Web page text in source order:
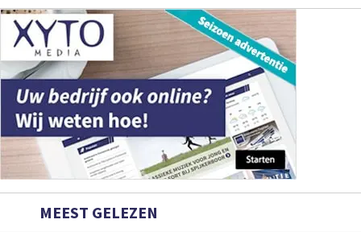
MEEST GELEZEN